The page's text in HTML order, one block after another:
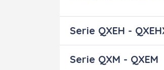
Serie QXEH -
Serie QXM - QXEM